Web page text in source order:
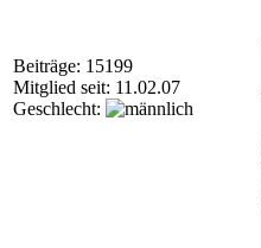
Beiträge: 15199
Mitglied seit: 11.02.07
Geschlecht: